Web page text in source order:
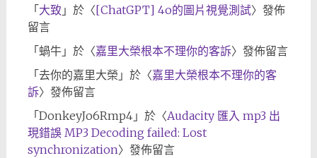
「 大致 」於〈[ChatGPT] 4o的圖片視覺測試〉發佈
留言
「 蝸牛」於〈嘉里大榮根本不理你的客訴〉發佈留言
「 去你的嘉里大榮 」於〈嘉里大榮根本不理你的客
訴〉發佈留言
「 DonkeyJo6Rmp4」於〈Audacity 匯入 mp3 出
現錯誤 MP3 Decoding failed: Lost
synchronization〉發佈留言